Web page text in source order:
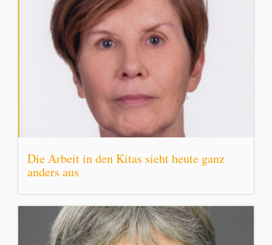
Die Arbeit in den Kitas sieht heute ganz
anders aus